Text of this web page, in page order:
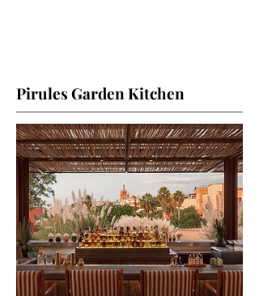
Pirules Garden Kitchen